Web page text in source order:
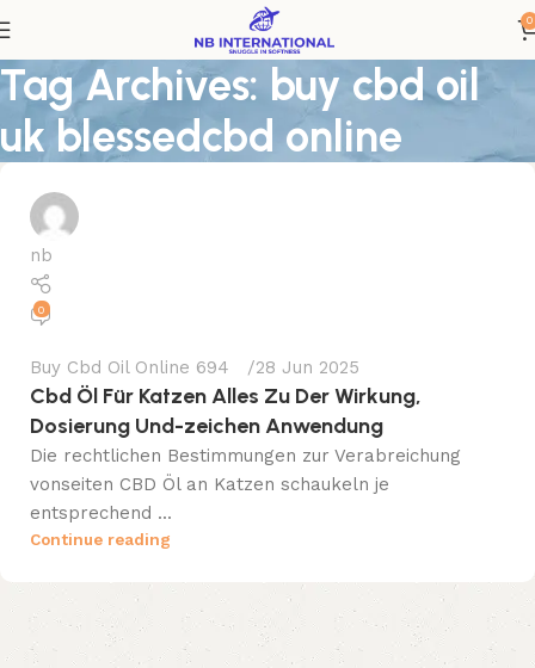
0
Tag Archives: buy cbd oil
uk blessedcbd online
nb
0
Buy Cbd Oil Online 694 28 Jun 2025
Cbd Öl Für Katzen Alles Zu Der Wirkung,
Dosierung Und-zeichen Anwendung
Die rechtlichen Bestimmungen zur Verabreichung
vonseiten CBD Öl an Katzen schaukeln je
entsprechend ...
Continue reading